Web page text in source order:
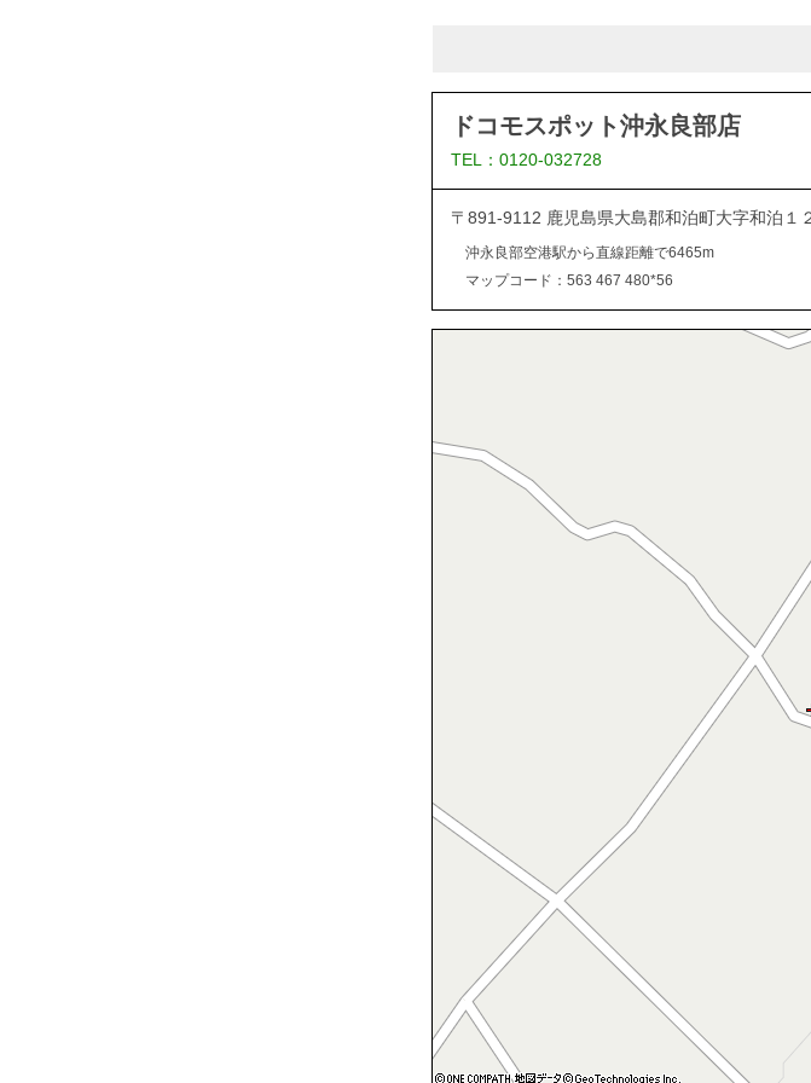
ドコモスポット沖永良部店
TEL：0120-032728
〒891-9112 鹿児島県大島郡和泊町大字和泊１
沖永良部空港駅から直線距離で6465m
マップコード：563 467 480*56